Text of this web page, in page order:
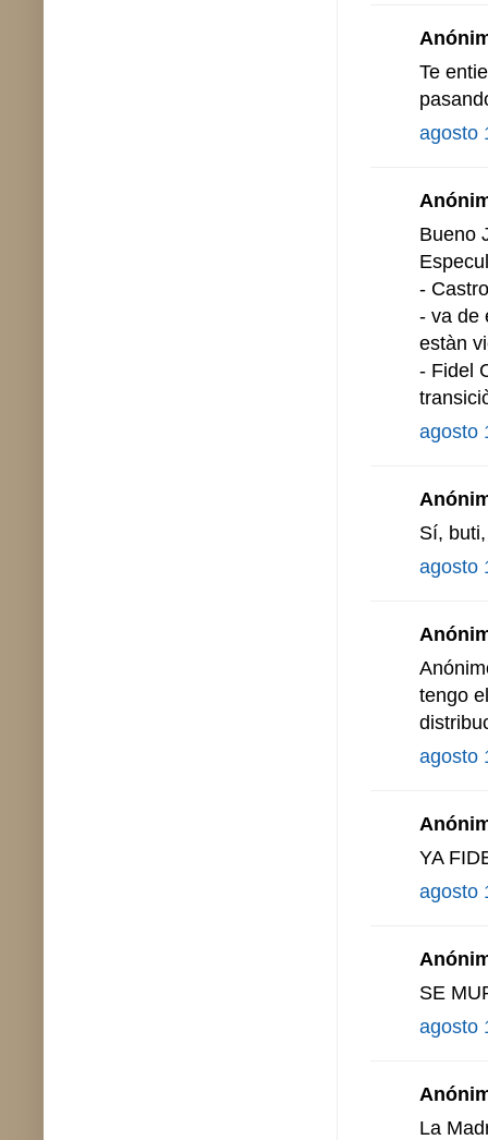
Te
agosto
Bueno
-
- va de
estàn
- Fidel
agosto
Sí,
agosto
tengo
agosto
YA
agosto
SE
agosto
La